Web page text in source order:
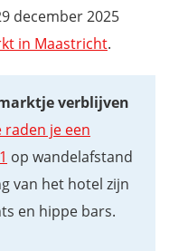
december 2025
in Maastricht.
verblijven
raden je een
op wandelafstand
van het hotel zijn
en hippe bars.